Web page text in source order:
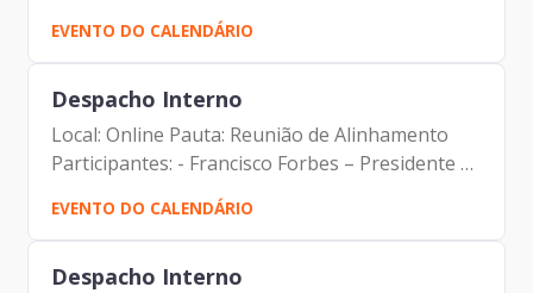
Forbes – Presidente | Prodam-SP - André
Tomiatto - Assessor da Presidência | Prodam-
SP - ⁠Tatiana...
EVENTO DO CALENDÁRIO
Despacho Interno
Local: Online Pauta: Reunião de Alinhamento
Participantes: - Francisco Forbes – Presidente |
Prodam-SP - André Tomiatto de Oliveira -
Assessor da Presidência | Prodam-SP - Tiago
Miguel da Silva...
EVENTO DO CALENDÁRIO
Despacho Interno